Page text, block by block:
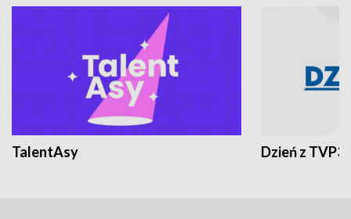
TalentAsy Dzień z TVP3